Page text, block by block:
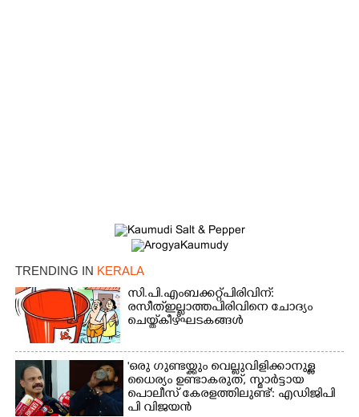
TRENDING IN KERALA
സി.പി.എം ബക്കറ്റ് പിരിവിന്:
രസീത് ഇല്ലാത്ത പിരിവിനെ ചോദ്യം
ചെയ്ത് കീഴ്ഘടകങ്ങൾ
'ഒരു ഗുണ്ടയ്ക്കും വെല്ലുവിളിക്കാനുള്ള
ധൈര്യം ഉണ്ടാകരുത്, സ്മാർട്ടായ
പൊലീസ് കേരളത്തിലുണ്ട്': എഡിജിപി
പി വിജയൻ